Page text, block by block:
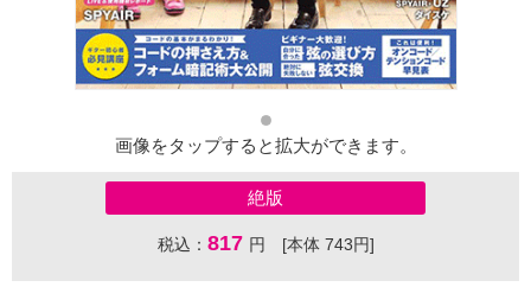
画像をタップすると拡大ができます。
絶版
税込： 817 円 [本体 743円]